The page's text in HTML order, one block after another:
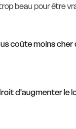
beau pour être
coûte moins cher
d'augmenter le